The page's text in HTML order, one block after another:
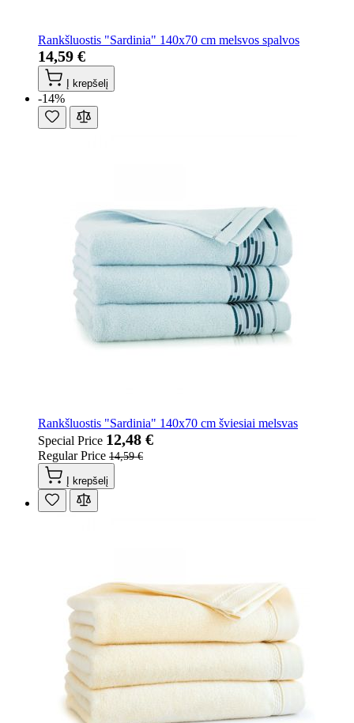
Rankšluostis "Sardinia" 140x70 cm melsvos spalvos
14,59 €
Į krepšelį
-14%
Rankšluostis "Sardinia" 140x70 cm šviesiai melsvas
Special Price 12,48 €
Regular Price 14,59 €
Į krepšelį